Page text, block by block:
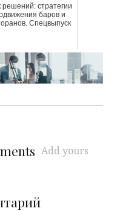
решений: стратегии
баров и
Спецвыпуск
Add yours